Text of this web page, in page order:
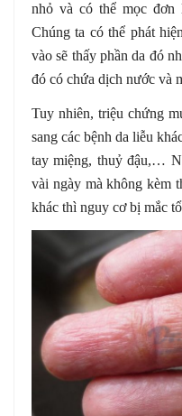
nhỏ và có thể mọc đơn
Chúng ta có thể phát
vào sẽ thấy phần da đó
đó có chứa dịch nước và
Tuy nhiên, triệu chứng
sang các bệnh da liễu
tay miệng, thuỷ đậu,…
vài ngày mà không kèm
khác thì nguy cơ bị mắc